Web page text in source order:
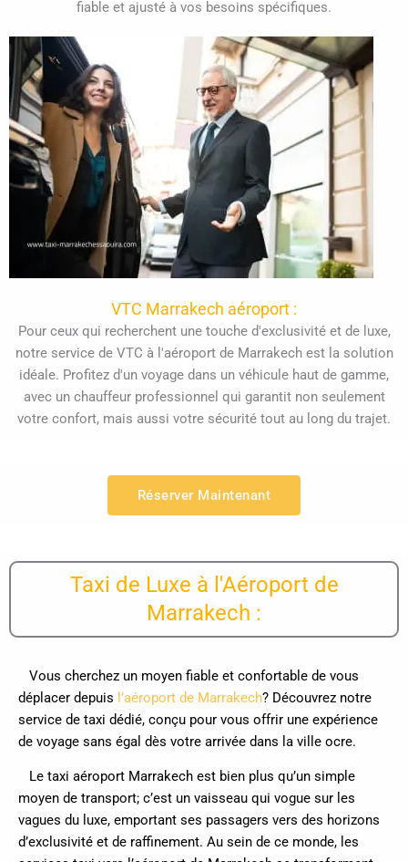
fiable et ajusté à vos besoins spécifiques.
VTC Marrakech aéroport :
Pour ceux qui recherchent une touche d'exclusivité et de luxe,
notre service de VTC à l'aéroport de Marrakech est la solution
idéale. Profitez d'un voyage dans un véhicule haut de gamme,
avec un chauffeur professionnel qui garantit non seulement
votre confort, mais aussi votre sécurité tout au long du trajet.
Réserver Maintenant
Taxi de Luxe à l'Aéroport de
Marrakech :
Vous cherchez un moyen fiable et confortable de vous
déplacer depuis l’aéroport de Marrakech? Découvrez notre
service de taxi dédié, conçu pour vous offrir une expérience
de voyage sans égal dès votre arrivée dans la ville ocre.
Le taxi aéroport Marrakech est bien plus qu’un simple
moyen de transport; c’est un vaisseau qui vogue sur les
vagues du luxe, emportant ses passagers vers des horizons
d’exclusivité et de raffinement. Au sein de ce monde, les